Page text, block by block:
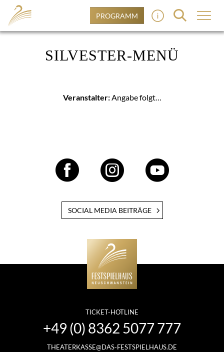
PROGRAMM
SILVESTER-MENÜ
Veranstalter:Angabe folgt…
SOCIAL MEDIA BEITRÄGE
TICKET-HOTLINE
+49 (0) 8362 5077 777
THEATERKASSE@DAS-FESTSPIELHAUS.DE